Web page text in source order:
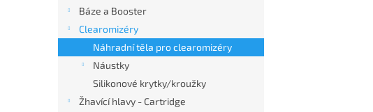
l
Báze a Booster
Clearomizéry
Náhradní těla pro clearomizéry
Náustky
Silikonové krytky/kroužky
Žhavící hlavy - Cartridge